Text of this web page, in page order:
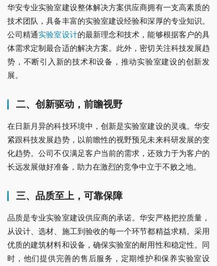
华安专业实验室建设整体解决方案供应商拥有一支高素质的
技术团队，具备丰富的实验室建设经验和深厚的专业知识。
公司精通实验室设计的最新理念和技术，能够根据客户的具
体需求定制最合适的解决方案。此外，密切关注科技发展趋
势，不断引入新的技术和设备，推动实验室建设的创新发
展。
二、创新驱动，前瞻视野
在日新月异的科技环境中，创新是实验室建设的灵魂。华安
紧跟科技发展趋势，以前瞻性的视野预见未来科研发展的变
化趋势。公司不仅满足客户当前的需求，还致力于为客户的
长远发展做好准备，助力在激烈的竞争中立于不败之地。
三、品质至上，可靠保障
品质是专业实验室建设供应商的承诺。华安严格把控质量，
从设计、选材、施工到验收的每一个环节都精益求精。采用
优质的建筑材料和设备，确保实验室的耐用性和稳定性。同
时，他们提供完善的售后服务，定期维护和保养实验室设